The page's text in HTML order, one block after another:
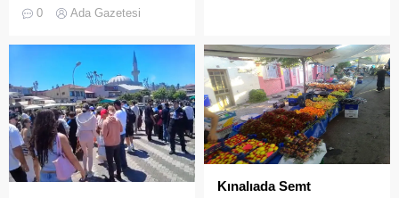
çatısında, tamirat
çıktı. Gökyüzünü kaplayan
yoğun duman paniğe neden
olurken, itfaiye ekipleri
yangına hızla müdahale etti.
0 Ada Gazetesi
Kınalıada Semt